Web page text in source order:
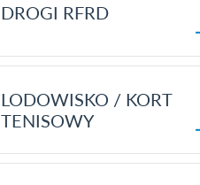
DROGI RFRD
LODOWISKO / KORT
TENISOWY